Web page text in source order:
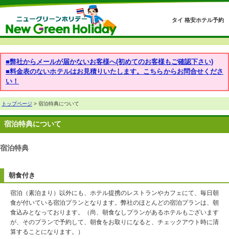
タイ 格安ホテル予約
■弊社からメールが届かないお客様へ(初めてのお客様もご確認下さい)
■料金表のないホテルはお見積りいたします。こちらからお問合せくださ
い！
トップページ > 宿泊特典について
宿泊特典について
宿泊特典
朝食付き
宿泊（素泊まり）以外にも、ホテル提携のレストランやカフェにて、毎日朝
食が付いている宿泊プランとなります。弊社のほとんどの宿泊プランは、朝
食込みとなっております。（尚、朝食なしプランがあるホテルもございます
が、そのプランで予約して、朝食をお取りになると、チェックアウト時に清
算することになります。）